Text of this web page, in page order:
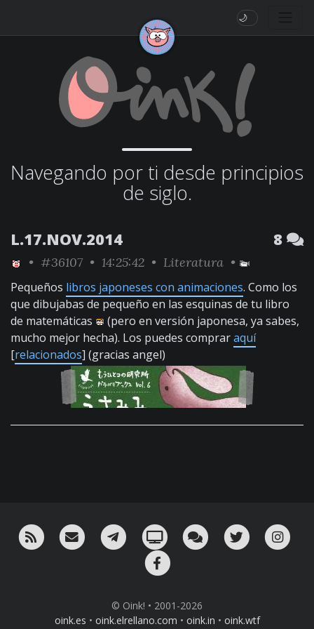
🌙
Navegando por ti desde principios
de siglo.
L.17.NOV.2014 8
• #36107 • 14:25:42 • Literatura •
Pequeños libros japoneses con animaciones. Como los
que dibujabas de pequeño en las esquinas de tu libro
de matemáticas
(pero en versión japonesa, ya sabes,
mucho mejor hecha). Los puedes compraraquí
[relacionados] (gracias angel)
RSS ¡Mándame un email!¡Nuestro canal en Telegram!
Oink! TV Charla con nosotros
Twitter
© Oink! • 2001-2026
oink.es • oink.elrellano.com • oink.in • oink.wtf